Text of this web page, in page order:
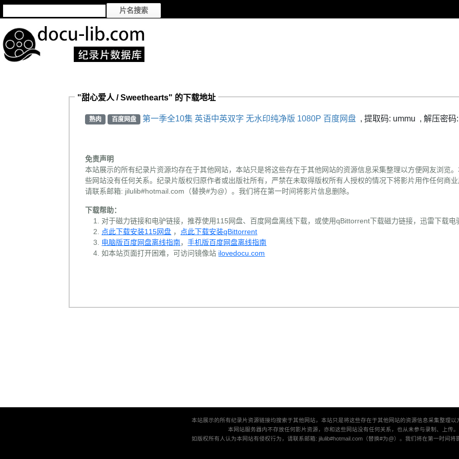
"甜心爱人 / Sweethearts" 的下载地址
熟肉 百度网盘 第一季全10集 英语中英双字 无水印纯净版 1080P 百度网盘, 提取码: ummu , 解压密码
免责声明
本站展示的所有纪录片资源均存在于其他网站，本站只是将这些存在于其他网站的资源信息采集整理以方便网友浏览
些网站没有任何关系。纪录片版权归原作者或出版社所有，严禁在未取得版权所有人授权的情况下将影片用作任何商
请联系邮箱: jilulib#hotmail.com（替换#为@）。我们将在第一时间将影片信息删除。
下载帮助：
对于磁力链接和电驴链接，推荐使用115网盘、百度网盘离线下载，或使用qBittorrent下载磁力链接，迅雷下载电
点此下载安装115网盘 ， 点此下载安装qBittorrent
电脑版百度网盘离线指南，手机版百度网盘离线指南
如本站页面打开困难，可访问镜像站 ilovedocu.com
本站展示的所有纪录片资源链接均搜索于其他网站，本站只是将这些存在于其他网站的资源信息采集整理以
本网站服务器内不存放任何影片资源，亦和这些网站没有任何关系，也从未参与录制、上传。
如版权所有人认为本网站有侵权行为，请联系邮箱: jilulib#hotmail.com（替换#为@）。我们将在第一时间将